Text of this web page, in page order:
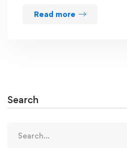
Read more
Search
for: